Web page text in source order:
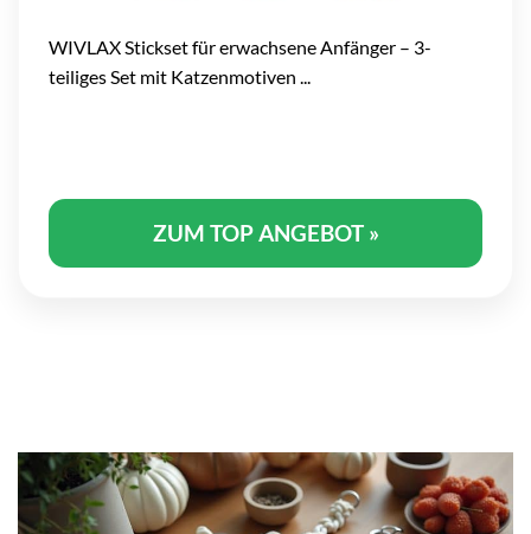
WIVLAX Stickset für erwachsene Anfänger – 3-
teiliges Set mit Katzenmotiven ...
ZUM TOP ANGEBOT »